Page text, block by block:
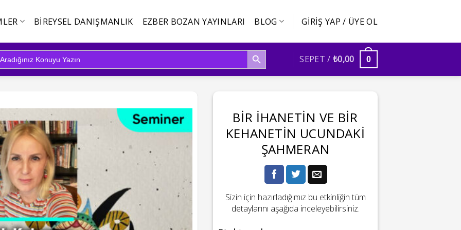
BIREYSEL DANIŞMANLIK EZBER BOZAN YAYINLARI BLOG GIRIŞ YAP / ÜYE OL
SEARCH BUTTON
SEPET / ₺0,00 0
BIR İHANETIN VE BIR
KEHANETIN UCUNDAKI
ŞAHMERAN
Sizin için hazırladığımız bu etkinliğin tüm
detaylarını aşağıda inceleyebilirsiniz.